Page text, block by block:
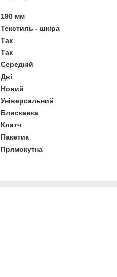
190 мм
Текстиль - шкіра
Так
Так
Середній
Дві
Новий
Універсальний
Блискавка
Клатч
Пакетик
Прямокутна